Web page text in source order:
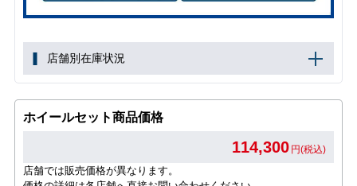
店舗別在庫状況
ホイールセット商品価格
114,300 円(税込)
店舗では販売価格が異なります。